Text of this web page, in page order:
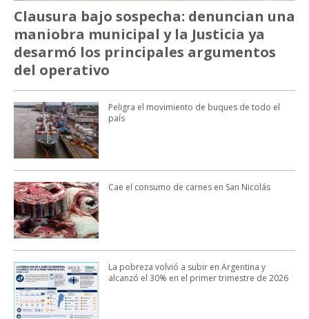
Clausura bajo sospecha: denuncian una
maniobra municipal y la Justicia ya
desarmó los principales argumentos
del operativo
Peligra el movimiento de buques de todo el
país
Cae el consumo de carnes en San Nicolás
La pobreza volvió a subir en Argentina y
alcanzó el 30% en el primer trimestre de 2026